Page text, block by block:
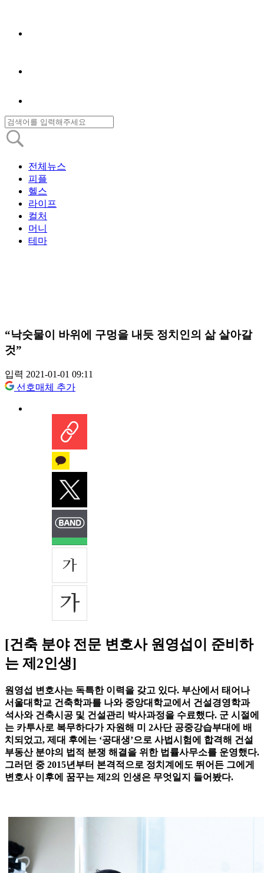
전체뉴스
피플
헬스
라이프
컬처
머니
테마
“낙숫물이 바위에 구멍을 내듯 정치인의 삶 살아갈
것”
입력 2021-01-01 09:11
선호매체 추가
[건축 분야 전문 변호사 원영섭이 준비하
는 제2인생]
원영섭 변호사는 독특한 이력을 갖고 있다. 부산에서 태어나
서울대학교 건축학과를 나와 중앙대학교에서 건설경영학과
석사와 건축시공 및 건설관리 박사과정을 수료했다. 군 시절에
는 카투사로 복무하다가 자원해 미 2사단 공중강습부대에 배
치되었고, 제대 후에는 ‘공대생’으로 사법시험에 합격해 건설
부동산 분야의 법적 분쟁 해결을 위한 법률사무소를 운영했다.
그러던 중 2015년부터 본격적으로 정치계에도 뛰어든 그에게
변호사 이후에 꿈꾸는 제2의 인생은 무엇일지 들어봤다.